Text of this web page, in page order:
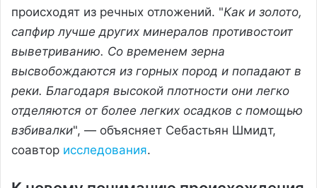
происходят из речных отложений. "Как и золото,
сапфир лучше других минералов противостоит
выветриванию. Со временем зерна
высвобождаются из горных пород и попадают в
реки. Благодаря высокой плотности они легко
отделяются от более легких осадков с помощью
взбивалки", — объясняет Себастьян Шмидт,
соавтор исследования.